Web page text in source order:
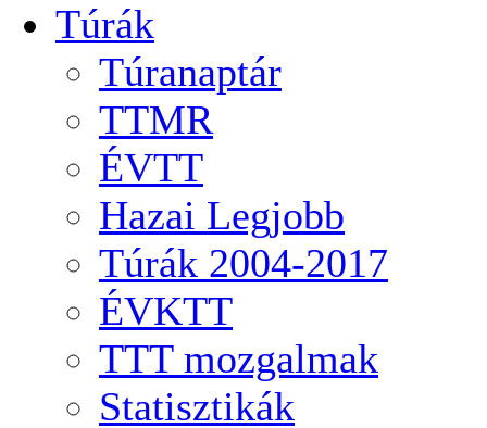
Túrák
Túranaptár
TTMR
ÉVTT
Hazai Legjobb
Túrák 2004-2017
ÉVKTT
TTT mozgalmak
Statisztikák